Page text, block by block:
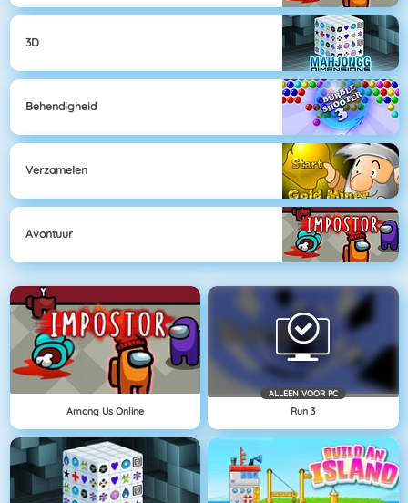
3D
Behendigheid
Verzamelen
Avontuur
Among Us Online
ALLEEN VOOR PC
Run 3